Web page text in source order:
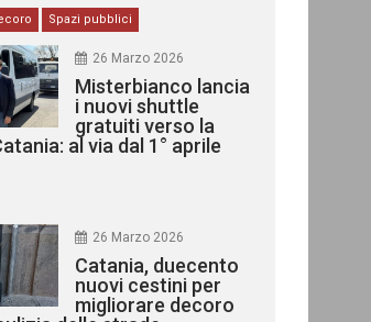
Spazi pubblici
26 Marzo 2026
Misterbianco lancia
i nuovi shuttle
gratuiti verso la
al via dal 1° aprile
26 Marzo 2026
Catania, duecento
nuovi cestini per
migliorare decoro